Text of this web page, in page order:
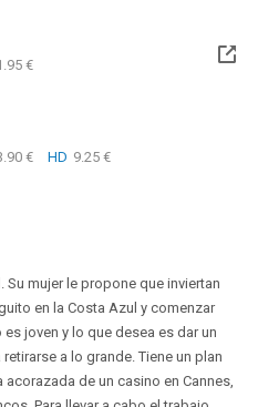
14 Ago 2026 (Quedan 5 días)
€
€ HD 9.25 €
Su mujer le propone que inviertan
en la Costa Azul y comenzar
es joven y lo que desea es dar un
a lo grande. Tiene un plan
de un casino en Cannes,